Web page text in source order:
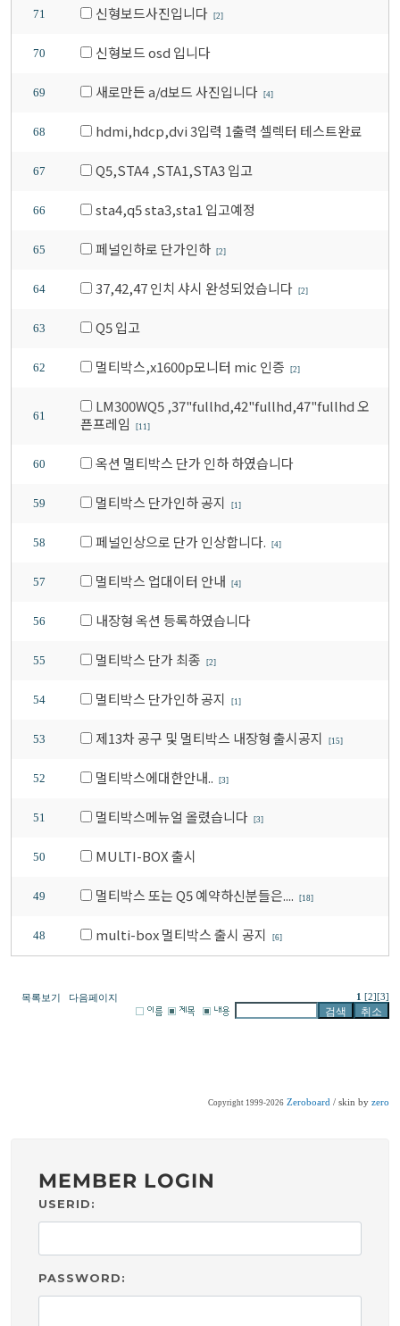
71 신형보드사진입니다 [2]
70 신형보드 osd 입니다
69 새로만든 a/d보드 사진입니다 [4]
68 hdmi,hdcp,dvi 3입력 1출력 셀렉터 테스트완료
67 Q5,STA4 ,STA1,STA3 입고
66 sta4,q5 sta3,sta1 입고예정
65 페널인하로 단가인하 [2]
64 37,42,47 인치 샤시 완성되었습니다 [2]
63 Q5 입고
62 멀티박스,x1600p모니터 mic 인증 [2]
61
LM300WQ5 ,37"fullhd,42"fullhd,47"fullhd 오
픈프레임
[11]
60 옥션 멀티박스 단가 인하 하였습니다
59 멀티박스 단가인하 공지 [1]
58 페널인상으로 단가 인상합니다. [4]
57 멀티박스 업대이터 안내 [4]
56 내장형 옥션 등록하였습니다
55 멀티박스 단가 최종 [2]
54 멀티박스 단가인하 공지 [1]
53 제13차 공구 및 멀티박스 내장형 출시공지 [15]
52 멀티박스에대한안내.. [3]
51 멀티박스메뉴얼 올렸습니다 [3]
50 MULTI-BOX 출시
49 멀티박스 또는 Q5 예약하신분들은.... [18]
48 multi-box 멀티박스 출시 공지 [6]
목록보기 다음페이지 1 [2] [3]
Copyright 1999-2026 Zeroboard / skin by zero
MEMBER LOGIN
USERID:
PASSWORD: